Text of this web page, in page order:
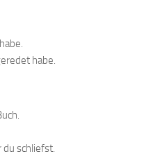
habe.
du schliefst.